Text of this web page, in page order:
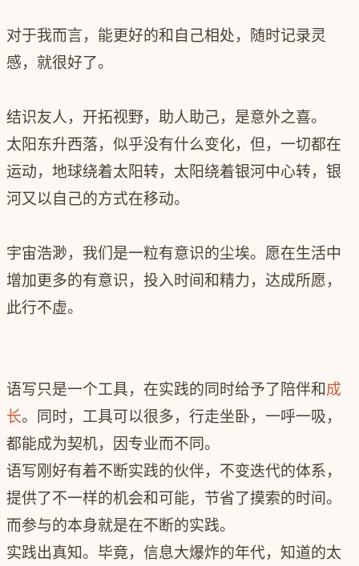
对于我而言，能更好的和自己相处，随时记录灵
感，就很好了。
结识友人，开拓视野，助人助己，是意外之喜。
太阳东升西落，似乎没有什么变化，但，一切都在
运动，地球绕着太阳转，太阳绕着银河中心转，银
河又以自己的方式在移动。
宇宙浩渺，我们是一粒有意识的尘埃。愿在生活中
增加更多的有意识，投入时间和精力，达成所愿，
此行不虚。
语写只是一个工具，在实践的同时给予了陪伴和成
长。
同时，工具可以很多，行走坐卧，一呼一吸，
都能成为契机，因专业而不同。
语写刚好有着不断实践的伙伴，不变迭代的体系，
提供了不一样的机会和可能，节省了摸索的时间。
而参与的本身就是在不断的实践。
实践出真知。毕竟，信息大爆炸的年代，知道的太